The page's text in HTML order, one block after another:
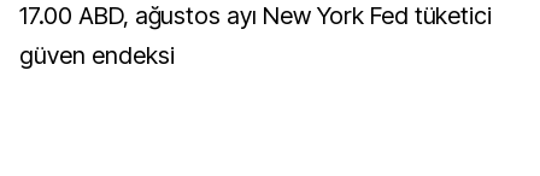
17.00 ABD, ağustos ayı New York Fed tüketici
güven endeksi